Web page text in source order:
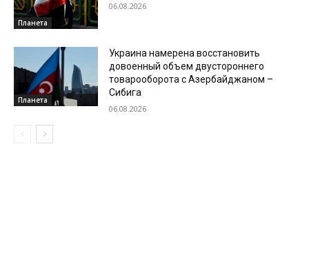
Планета
06.08.2026
Планета
Украина намерена восстановить
довоенный объем двустороннего
товарооборота с Азербайджаном –
Сибига
06.08.2026